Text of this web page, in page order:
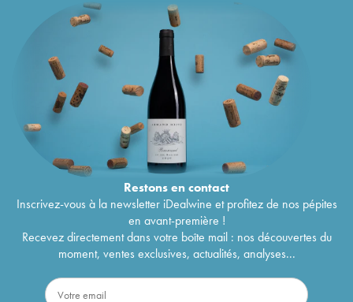
Restons encontact
Inscrivez-vous à la newsletter iDealwine et profitez de nos pépites
en avant-première !
Recevez directement dans votre boîte mail : nos découvertes du
moment, ventes exclusives, actualités, analyses...